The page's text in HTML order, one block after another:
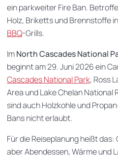
ein parkweiter Fire Ban.
Holz, Briketts und Brennstoffe
BBQ-Grills.
ImNorth Cascades National
beginnt am 29. Juni 2026 ein
Cascades National Park, Ross
Area und Lake Chelan National
sind auch Holzkohle und
Bans nicht erlaubt.
Für die Reiseplanung heißt
aber Abendessen, Wärme und